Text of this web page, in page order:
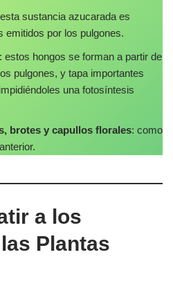
sustancia azucarada es
emitidos por los pulgones.
: estos hongos se forman a partir de
pulgones, y tapa importantes
una fotosíntesis
brotes y capullos florales: como
a los
Plantas